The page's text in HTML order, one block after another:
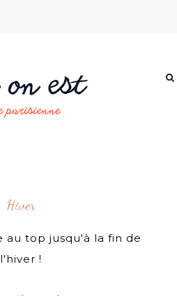
Hiver
au top jusqu'à la fin de
l'hiver !